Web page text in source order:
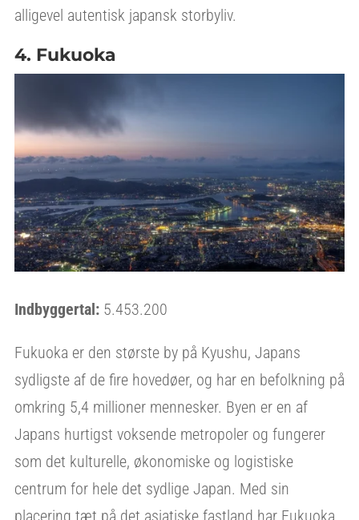
alligevel autentisk japansk storbyliv.
4. Fukuoka
Indbyggertal:5.453.200
Fukuoka er den største by på Kyushu, Japans
sydligste af de fire hovedøer, og har en befolkning på
omkring 5,4 millioner mennesker. Byen er en af
Japans hurtigst voksende metropoler og fungerer
som det kulturelle, økonomiske og logistiske
centrum for hele det sydlige Japan. Med sin
placering tæt på det asiatiske fastland har Fukuoka